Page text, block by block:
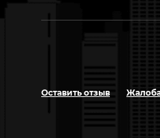
Оставить отзыв